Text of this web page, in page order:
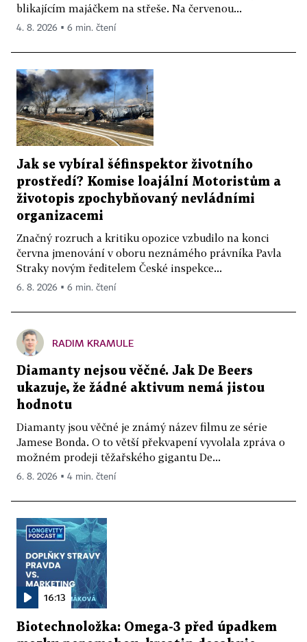
blikajícím majáčkem na střeše. Na červenou...
4. 8. 2026 ▪ 6 min. čtení
Jak se vybíral šéfinspektor životního
prostředí? Komise loajální Motoristům a
životopis zpochybňovaný nevládními
organizacemi
Značný rozruch a kritiku opozice vzbudilo na konci
června jmenování v oboru neznámého právníka Pavla
Straky novým ředitelem České inspekce...
6. 8. 2026 ▪ 6 min. čtení
RADIM KRAMULE
Diamanty nejsou věčné. Jak De Beers
ukazuje, že žádné aktivum nemá jistou
hodnotu
Diamanty jsou věčné je známý název filmu ze série
Jamese Bonda. O to větší překvapení vyvolala zpráva o
možném prodeji těžařského gigantu De...
6. 8. 2026 ▪ 4 min. čtení
16:13
Biotechnoložka: Omega-3 před úpadkem